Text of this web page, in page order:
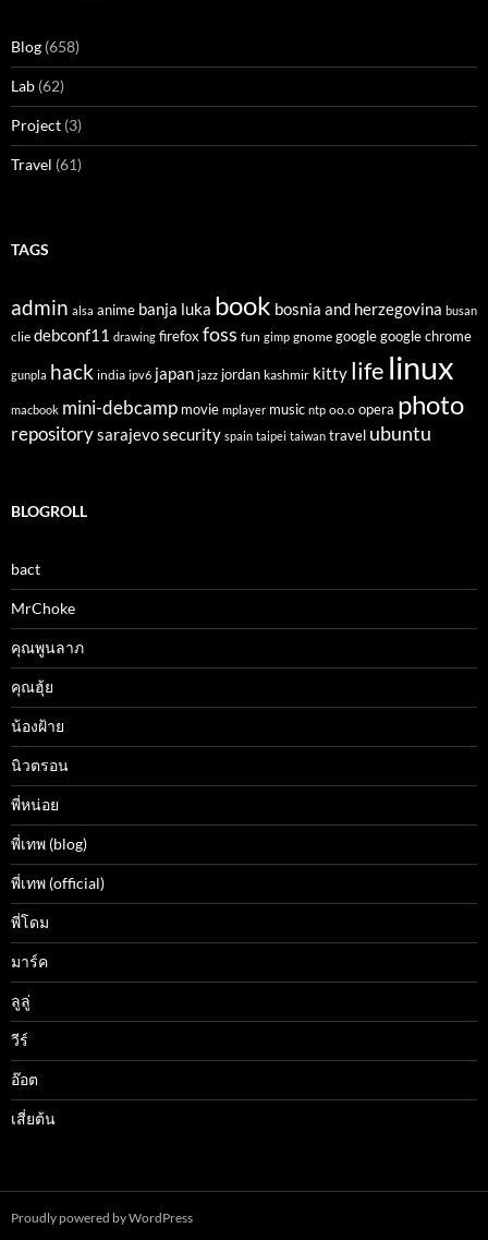
Blog (658)
Lab (62)
Project (3)
Travel (61)
TAGS
admin alsa anime banja luka book bosnia and herzegovina busan
clie debconf11 drawing firefoxfoss fun gimp gnome google google chrome
gunpla hack india ipv6 japan jazz jordan kashmir kitty life linux
macbook mini-debcamp movie mplayer music ntp oo.o opera photo
repositorysarajevosecurity spain taipei taiwan travel ubuntu
BLOGROLL
bact
MrChoke
คุณพูนลาภ
คุณฮุ้ย
น้องฝ้าย
นิวตรอน
พี่หน่อย
พี่เทพ (blog)
พี่เทพ (official)
พี่โดม
มาร์ค
ลูลู่
วีร์
อ๊อต
เสี่ยต้น
Proudly powered by WordPress